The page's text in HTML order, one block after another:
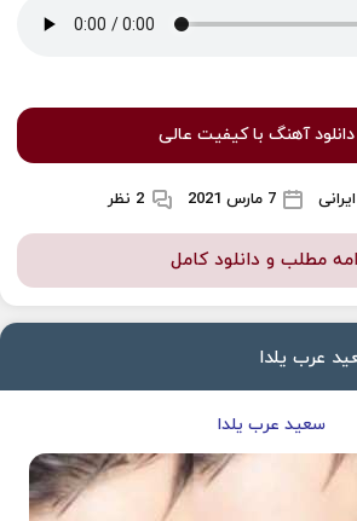
دانلود آهنگ با کیفیت عالی
7 مارس 2021 2 نظر
مطلب و دانلود کامل
عرب یلدا
سعید عرب یلدا